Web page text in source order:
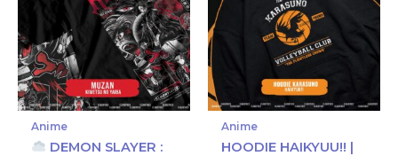
Anime
DEMON SLAYER :
Anime
HOODIE HAIKYUU!! |